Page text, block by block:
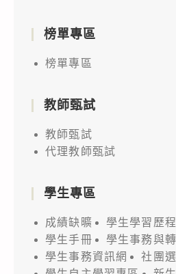
榜單專區
榜單專區
教師甄試
教師甄試
代理教師甄試
學生專區
成績缺曠
學生學習歷
學生手冊
學生事務與
學生事務資訊網
社團